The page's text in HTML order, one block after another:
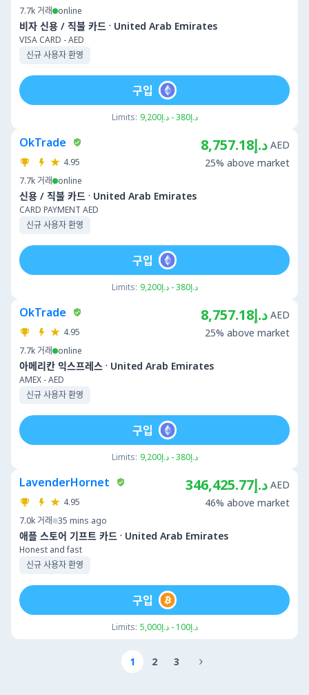
7.7k 거래 online
비자 신용 / 직불 카드 · United Arab Emirates
VISA CARD - AED
신규 사용자 환영
Limits: د.إ380 - د.إ9,200
구입
OkTrade
4.95
7.7k 거래 online
신용 / 직불 카드 · United Arab Emirates
CARD PAYMENT AED
신규 사용자 환영
د.إ8,757.18 AED
25% above market
Limits: د.إ380 - د.إ9,200
구입
OkTrade
4.95
7.7k 거래 online
아메리칸 익스프레스 · United Arab Emirates
AMEX - AED
신규 사용자 환영
د.إ8,757.18 AED
25% above market
Limits: د.إ380 - د.إ9,200
구입
LavenderHornet
4.95
7.0k 거래 35 mins ago
애플 스토어 기프트 카드 · United Arab Emirates
Honest and fast
신규 사용자 환영
د.إ346,425.77 AED
46% above market
Limits: د.إ100 - د.إ5,000
구입
1 2 3 